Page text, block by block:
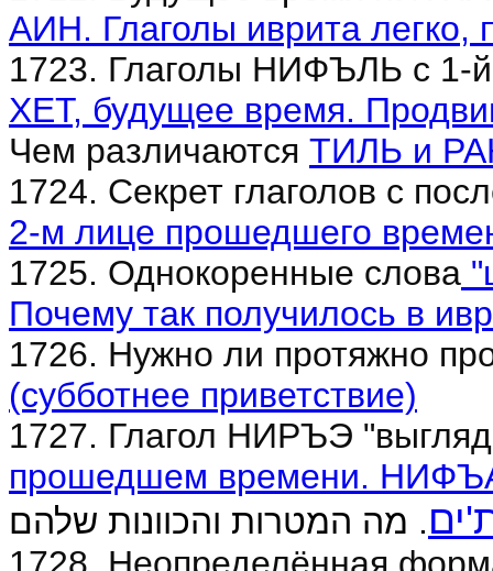
АИН. Глаголы иврита легко,
1723. Глаголы НИФЪЛЬ с 1-й
ХЕТ, будущее время.
Чем различаются ТИЛЬ и
1724. Секрет глаголов с
2-м лице прошедшего
1725. Однокоренные слова
Почему так получилось в
1726. Нужно ли протяжно
(субботнее приветствие)
1727. Глагол НИРЪЭ
прошедшем времени.
. מה המטרות והכוונות שלהם
1728. Неопределённая